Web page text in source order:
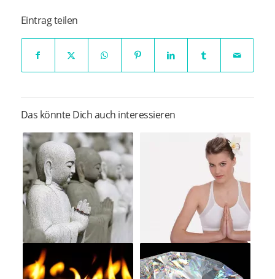
Eintrag teilen
Das könnte Dich auch interessieren